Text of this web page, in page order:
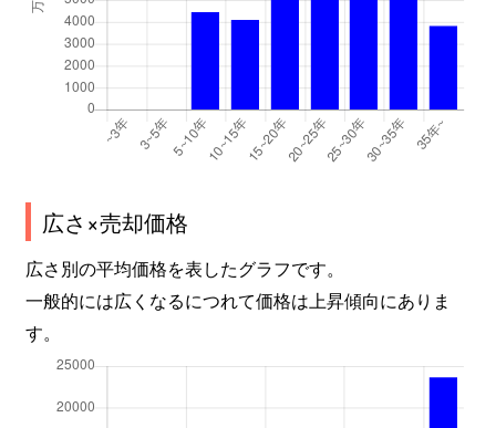
広さ×売却価格
広さ別の平均価格を表したグラフです。
一般的には広くなるにつれて価格は上昇傾向にありま
す。